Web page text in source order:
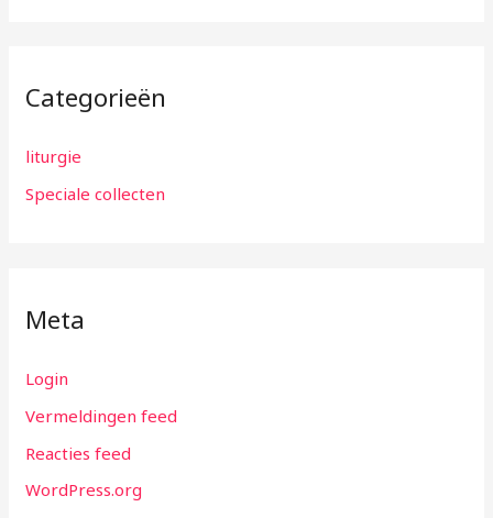
Categorieën
liturgie
Speciale collecten
Meta
Login
Vermeldingen feed
Reacties feed
WordPress.org